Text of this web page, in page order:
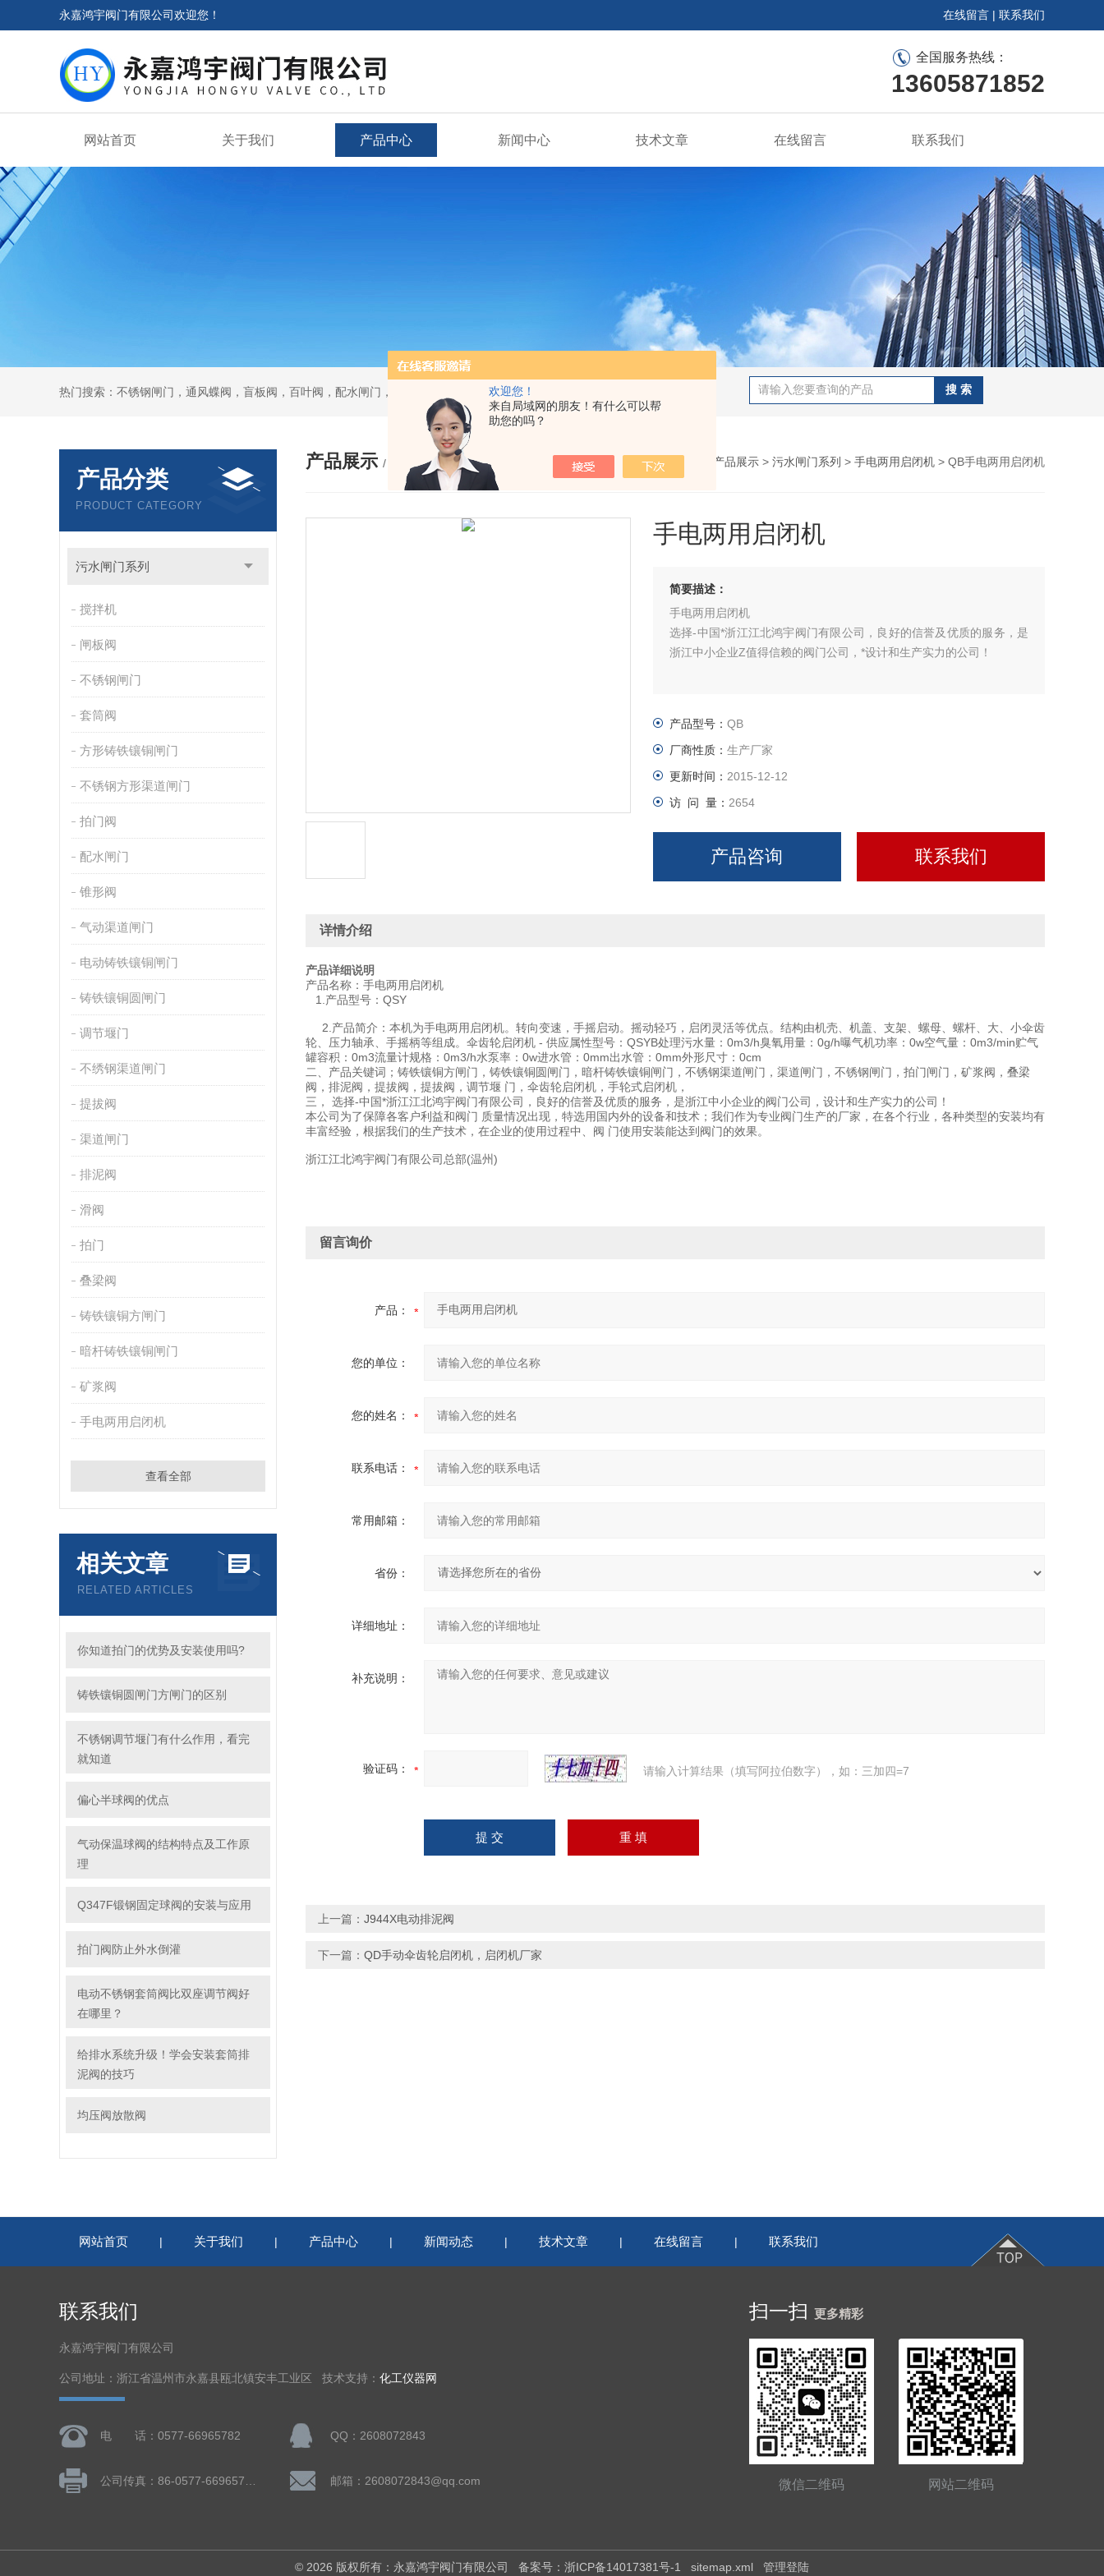
欢迎您！
来自局域网的朋友！有什么可以帮
助您的吗？
永嘉鸿宇阀门有限公司欢迎您！ 在线留言 | 联系我们
全国服务热线：
13605871852
网站首页 关于我们 产品中心 新闻中心 技术文章 在线留言 联系我们
热门搜索：不锈钢闸门，通风蝶阀，盲板阀，百叶阀，配水闸门，套筒排泥阀，渠道闸门，分料阀
产品分类
PRODUCT CATEGORY
污水闸门系列
搅拌机
闸板阀
不锈钢闸门
套筒阀
方形铸铁镶铜闸门
不锈钢方形渠道闸门
拍门阀
配水闸门
锥形阀
气动渠道闸门
电动铸铁镶铜闸门
铸铁镶铜圆闸门
调节堰门
不绣钢渠道闸门
提拔阀
渠道闸门
排泥阀
滑阀
拍门
叠梁阀
铸铁镶铜方闸门
暗杆铸铁镶铜闸门
矿浆阀
手电两用启闭机
查看全部
相关文章
RELATED ARTICLES
你知道拍门的优势及安装使用吗?
铸铁镶铜圆闸门方闸门的区别
不锈钢调节堰门有什么作用，看完
就知道
偏心半球阀的优点
气动保温球阀的结构特点及工作原
理
Q347F锻钢固定球阀的安装与应用
拍门阀防止外水倒灌
电动不锈钢套筒阀比双座调节阀好
在哪里？
给排水系统升级！学会安装套筒排
泥阀的技巧
均压阀放散阀
产品展示 / PRODUCTS 您的位置：网站首页 产品展示 > 污水闸门系列 > 手电两用启闭机 > QB手电两用启闭机
手电两用启闭机
简要描述：
手电两用启闭机
选择-中国*浙江江北鸿宇阀门有限公司，良好的信誉及优质的服务，是
浙江中小企业Z值得信赖的阀门公司，*设计和生产实力的公司！
产品型号： QB
厂商性质： 生产厂家
更新时间： 2015-12-12
访 问 量： 2654
产品咨询 联系我们
详情介绍
产品详细说明
产品名称：手电两用启闭机
1.产品型号：QSY
2.产品简介：本机为手电两用启闭机。转向变速，手摇启动。摇动轻巧，启闭灵活等优点。结构由机壳、机盖、支架、螺母、螺杆、大、小伞齿
轮、压力轴承、手摇柄等组成。伞齿轮启闭机 - 供应属性型号：QSYB处理污水量：0m3/h臭氧用量：0g/h曝气机功率：0w空气量：0m3/min贮气
罐容积：0m3流量计规格：0m3/h水泵率：0w进水管：0mm出水管：0mm外形尺寸：0cm
二、产品关键词；铸铁镶铜方闸门，铸铁镶铜圆闸门，暗杆铸铁镶铜闸门，不锈钢渠道闸门，渠道闸门，不锈钢闸门，拍门闸门，矿浆阀，叠梁
阀，排泥阀，提拔阀，提拔阀，调节堰 门，伞齿轮启闭机，手轮式启闭机，
三， 选择-中国*浙江江北鸿宇阀门有限公司，良好的信誉及优质的服务，是浙江中小企业的阀门公司，设计和生产实力的公司！
本公司为了保障各客户利益和阀门 质量情况出现，特选用国内外的设备和技术；我们作为专业阀门生产的厂家，在各个行业，各种类型的安装均有
丰富经验，根据我们的生产技术，在企业的使用过程中、阀 门使用安装能达到阀门的效果。
浙江江北鸿宇阀门有限公司总部(温州)
留言询价
产品：
您的单位：
您的姓名：
联系电话：
常用邮箱：
省份：
详细地址：
补充说明：
验证码： 请输入计算结果（填写阿拉伯数字），如：三加四=7
上一篇： J944X电动排泥阀
下一篇： QD手动伞齿轮启闭机，启闭机厂家
网站首页 | 关于我们 | 产品中心 | 新闻动态 | 技术文章 | 在线留言 | 联系我们
联系我们
永嘉鸿宇阀门有限公司
公司地址：浙江省温州市永嘉县瓯北镇安丰工业区 技术支持： 化工仪器网
电 话：0577-66965782 QQ：2608072843
邮箱：2608072843@qq.com
扫一扫 更多精彩
微信二维码 网站二维码
© 2026 版权所有：永嘉鸿宇阀门有限公司 备案号：浙ICP备14017381号-1 sitemap.xml 管理登陆